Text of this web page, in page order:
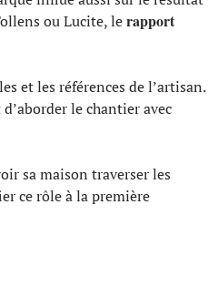
ou Lucite, lerapport
et les références de l’artisan.
le chantier avec
sa maison traverser les
ce rôle à la première